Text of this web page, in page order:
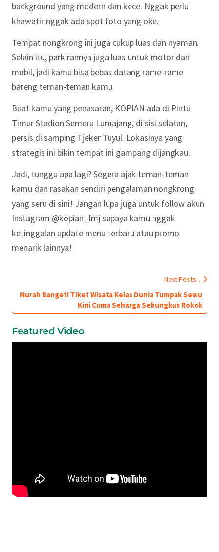
background yang modern dan kece. Nggak perlu
khawatir nggak ada spot foto yang oke.
Tempat nongkrong ini juga cukup luas dan nyaman.
Selain itu, parkirannya juga luas untuk motor dan
mobil, jadi kamu bisa bebas datang rame-rame
bareng teman-teman kamu.
Buat kamu yang penasaran, KOPIAN ada di Pintu
Timur Stadion Semeru Lumajang, di sisi selatan,
persis di samping Tjeker Tuyul. Lokasinya yang
strategis ini bikin tempat ini gampang dijangkau.
Jadi, tunggu apa lagi? Segera ajak teman-teman
kamu dan rasakan sendiri pengalaman nongkrong
yang seru di sini! Jangan lupa juga untuk follow akun
Instagram @kopian_lmj supaya kamu nggak
ketinggalan update menu terbaru atau promo
menarik lainnya!
Next Posts...
Murah Banget! Tiket Wisata Kelas Dunia Tumpak Sewu
Kini Cuma Seharga Sebungkus Rokok
Featured Video